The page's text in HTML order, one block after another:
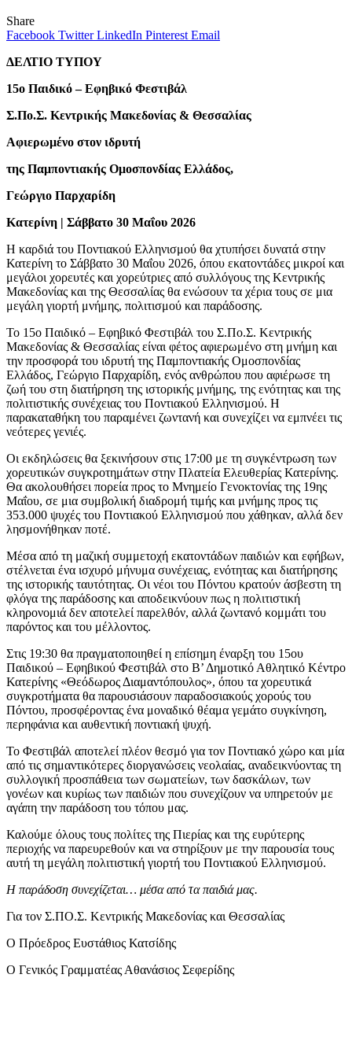
Share
Facebook Twitter LinkedIn Pinterest Email
ΔΕΛΤΙΟ ΤΥΠΟΥ
15ο Παιδικό – Εφηβικό Φεστιβάλ
Σ.Πο.Σ. Κεντρικής Μακεδονίας & Θεσσαλίας
Αφιερωμένο στον ιδρυτή
της Παμποντιακής Ομοσπονδίας Ελλάδος,
Γεώργιο Παρχαρίδη
Κατερίνη | Σάββατο 30 Μαΐου 2026
Η καρδιά του Ποντιακού Ελληνισμού θα χτυπήσει δυνατά στην
Κατερίνη το Σάββατο 30 Μαΐου 2026, όπου εκατοντάδες μικροί και
μεγάλοι χορευτές και χορεύτριες από συλλόγους της Κεντρικής
Μακεδονίας και της Θεσσαλίας θα ενώσουν τα χέρια τους σε μια
μεγάλη γιορτή μνήμης, πολιτισμού και παράδοσης.
Το 15ο Παιδικό – Εφηβικό Φεστιβάλ του Σ.Πο.Σ. Κεντρικής
Μακεδονίας & Θεσσαλίας είναι φέτος αφιερωμένο στη μνήμη και
την προσφορά του ιδρυτή της Παμποντιακής Ομοσπονδίας
Ελλάδος, Γεώργιο Παρχαρίδη, ενός ανθρώπου που αφιέρωσε τη
ζωή του στη διατήρηση της ιστορικής μνήμης, της ενότητας και της
πολιτιστικής συνέχειας του Ποντιακού Ελληνισμού. Η
παρακαταθήκη του παραμένει ζωντανή και συνεχίζει να εμπνέει τις
νεότερες γενιές.
Οι εκδηλώσεις θα ξεκινήσουν στις 17:00 με τη συγκέντρωση των
χορευτικών συγκροτημάτων στην Πλατεία Ελευθερίας Κατερίνης.
Θα ακολουθήσει πορεία προς το Μνημείο Γενοκτονίας της 19ης
Μαΐου, σε μια συμβολική διαδρομή τιμής και μνήμης προς τις
353.000 ψυχές του Ποντιακού Ελληνισμού που χάθηκαν, αλλά δεν
λησμονήθηκαν ποτέ.
Μέσα από τη μαζική συμμετοχή εκατοντάδων παιδιών και εφήβων,
στέλνεται ένα ισχυρό μήνυμα συνέχειας, ενότητας και διατήρησης
της ιστορικής ταυτότητας. Οι νέοι του Πόντου κρατούν άσβεστη τη
φλόγα της παράδοσης και αποδεικνύουν πως η πολιτιστική
κληρονομιά δεν αποτελεί παρελθόν, αλλά ζωντανό κομμάτι του
παρόντος και του μέλλοντος.
Στις 19:30 θα πραγματοποιηθεί η επίσημη έναρξη του 15ου
Παιδικού – Εφηβικού Φεστιβάλ στο Β’ Δημοτικό Αθλητικό Κέντρο
Κατερίνης «Θεόδωρος Διαμαντόπουλος», όπου τα χορευτικά
συγκροτήματα θα παρουσιάσουν παραδοσιακούς χορούς του
Πόντου, προσφέροντας ένα μοναδικό θέαμα γεμάτο συγκίνηση,
περηφάνια και αυθεντική ποντιακή ψυχή.
Το Φεστιβάλ αποτελεί πλέον θεσμό για τον Ποντιακό χώρο και μία
από τις σημαντικότερες διοργανώσεις νεολαίας, αναδεικνύοντας τη
συλλογική προσπάθεια των σωματείων, των δασκάλων, των
γονέων και κυρίως των παιδιών που συνεχίζουν να υπηρετούν με
αγάπη την παράδοση του τόπου μας.
Καλούμε όλους τους πολίτες της Πιερίας και της ευρύτερης
περιοχής να παρευρεθούν και να στηρίξουν με την παρουσία τους
αυτή τη μεγάλη πολιτιστική γιορτή του Ποντιακού Ελληνισμού.
Η παράδοση συνεχίζεται… μέσα από τα παιδιά μας.
Για τον Σ.ΠΟ.Σ. Κεντρικής Μακεδονίας και Θεσσαλίας
Ο Πρόεδρος Ευστάθιος Κατσίδης
Ο Γενικός Γραμματέας Αθανάσιος Σεφερίδης